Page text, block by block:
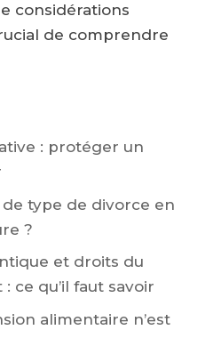
considérations
de comprendre
: protéger un
type de divorce en
?
et droits du
ce qu’il faut savoir
alimentaire n’est